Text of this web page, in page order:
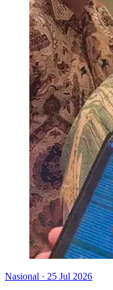
Nasional · 25 Jul 2026